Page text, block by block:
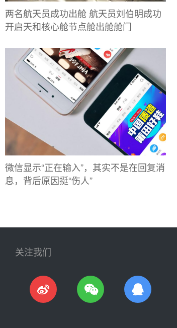
两名航天员成功出舱 航天员刘伯明成功
开启天和核心舱节点舱出舱舱门
微信显示“正在输入”，其实不是在回复消
息，背后原因挺“伤人”
关注我们